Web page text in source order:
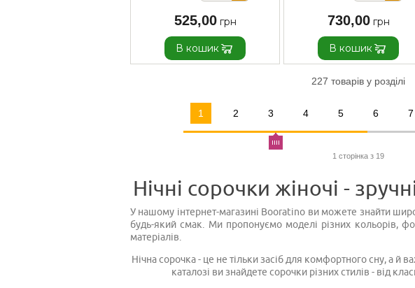
525,00
В кошик
730,00
В кошик
227 товарів у розділі
1 2 3 4 5 6 7
1 сторінка з 19
Нічні сорочки жіночі -
У нашому інтернет-магазині Booratino ви можете знайти
будь-який смак. Ми пропонуємо моделі різних кольорів,
матеріалів.
Нічна сорочка - це не тільки засіб для комфортного сну, а й
каталозі ви знайдете сорочки різних стилів - від